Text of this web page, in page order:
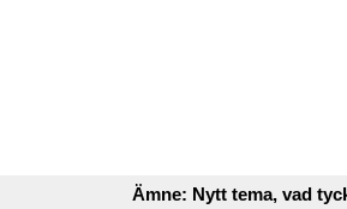
Ämne: Nytt tema, vad